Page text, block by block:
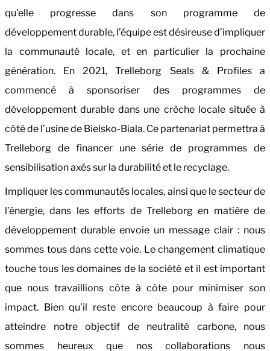
qu’elle progresse dans son programme de
développement durable, l’équipe est désireuse d’impliquer
la communauté locale, et en particulier la prochaine
génération. En 2021, Trelleborg Seals & Profiles a
commencé à sponsoriser des programmes de
développement durable dans une crèche locale située à
côté de l’usine de Bielsko-Biala. Ce partenariat permettra à
Trelleborg de financer une série de programmes de
sensibilisation axés sur la durabilité et le recyclage.
Impliquer les communautés locales, ainsi que le secteur de
l’énergie, dans les efforts de Trelleborg en matière de
développement durable envoie un message clair : nous
sommes tous dans cette voie. Le changement climatique
touche tous les domaines de la société et il est important
que nous travaillions côte à côte pour minimiser son
impact. Bien qu’il reste encore beaucoup à faire pour
atteindre notre objectif de neutralité carbone, nous
sommes heureux que nos collaborations nous